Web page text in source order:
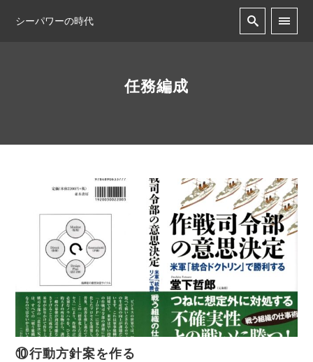
シーパワーの時代
任務編成
⑩行動方針案を作る